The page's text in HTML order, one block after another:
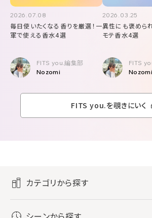
2026.07.08
毎日使いたくなる香りを厳選！一
軍で使える香水4選
FITS you.編集部
Nozomi
2026.03.25
異性にも褒めら
モテ香水4選
FITS
Nozomi
FITS you.を覗きにいく
カテゴリから探す